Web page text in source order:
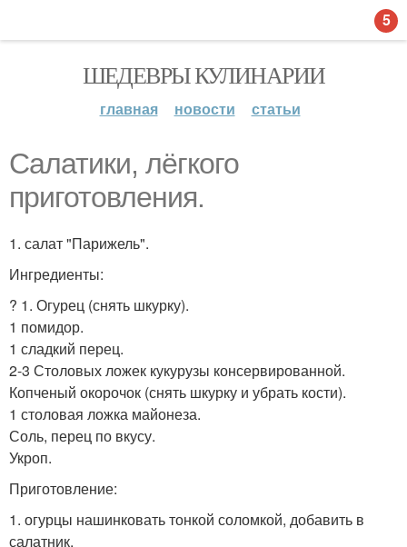
ШЕДЕВРЫ КУЛИНАРИИ
главная новости статьи
Салатики, лёгкого
приготовления.
1. салат "Парижель".
Ингредиенты:
? 1. Огурец (снять шкурку).
1 помидор.
1 сладкий перец.
2-3 Столовых ложек кукурузы консервированной.
Копченый окорочок (снять шкурку и убрать кости).
1 столовая ложка майонеза.
Соль, перец по вкусу.
Укроп.
Приготовление:
1. огурцы нашинковать тонкой соломкой, добавить в
салатник.
5